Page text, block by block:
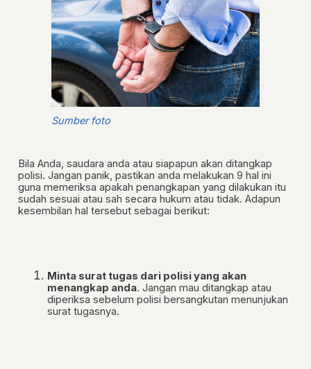
Sumber foto
Bila Anda, saudara anda atau siapapun akan ditangkap
polisi. Jangan panik, pastikan anda melakukan 9 hal ini
guna memeriksa apakah penangkapan yang dilakukan itu
sudah sesuai atau sah secara hukum atau tidak. Adapun
kesembilan hal tersebut sebagai berikut:
Minta surat tugas dari polisi yang akan
menangkap anda. Jangan mau ditangkap atau
diperiksa sebelum polisi bersangkutan menunjukan
surat tugasnya.